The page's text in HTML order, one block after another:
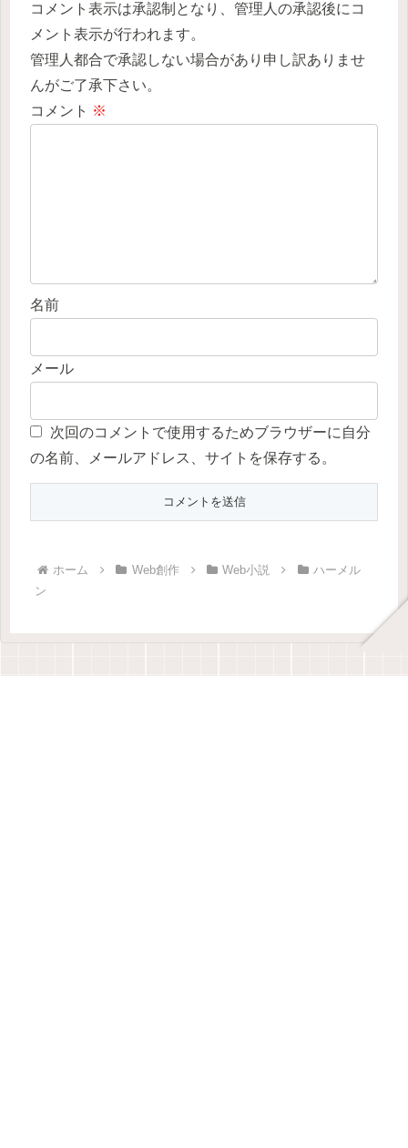
コメント表示は承認制となり、管理人の承認後にコ
メント表示が行われます。
管理人都合で承認しない場合があり申し訳ありませ
んがご了承下さい。
コメント ※
名前
メール
次回のコメントで使用するためブラウザーに自分
の名前、メールアドレス、サイトを保存する。
ホーム Web創作 Web小説
ハーメル
ン